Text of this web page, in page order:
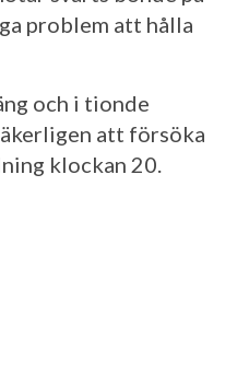
problem att hålla
och i tionde
att försöka
klockan 20.